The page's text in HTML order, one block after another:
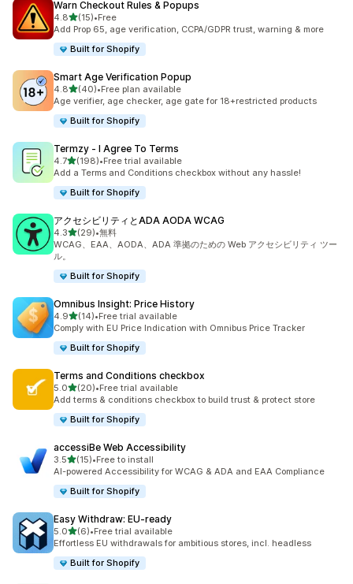
Warn Checkout Rules & Popups
4.85つ星中
(15)
合計レビュー数：15件
•Free
Add Prop 65, age verification, CCPA/GDPR trust, warning & more
Built for Shopify
Smart Age Verification Popup
4.85つ星中
(40)
合計レビュー数：40件
•Free plan available
Age verifier, age checker, age gate for 18+restricted products
Built for Shopify
Termzy ‑ I Agree To Terms
4.75つ星中
(198)
合計レビュー数：198件
•Free trial available
Add a Terms and Conditions checkbox without any hassle!
Built for Shopify
アクセシビリティとADA AODA WCAG
4.35つ星中
(29)
合計レビュー数：29件
•無料
WCAG、EAA、AODA、ADA 準拠のための Web アクセシビリティ ツー
ル。
Built for Shopify
Omnibus Insight: Price History
4.95つ星中
(14)
合計レビュー数：14件
•Free trial available
Comply with EU Price Indication with Omnibus Price Tracker
Built for Shopify
Terms and Conditions checkbox
5.05つ星中
(20)
合計レビュー数：20件
•Free trial available
Add terms & conditions checkbox to build trust & protect store
Built for Shopify
accessiBe Web Accessibility
3.55つ星中
(15)
合計レビュー数：15件
•Free to install
AI-powered Accessibility for WCAG & ADA and EAA Compliance
Built for Shopify
Easy Withdraw: EU‑ready
5.05つ星中
(6)
合計レビュー数：6件
•Free trial available
Effortless EU withdrawals for ambitious stores, incl. headless
Built for Shopify